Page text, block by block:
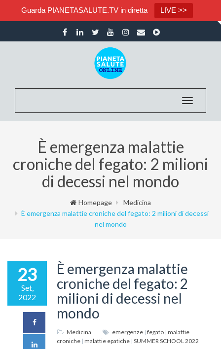
Guarda PIANETASALUTE.TV in diretta LIVE >>
Toggle
È emergenza malattie
croniche del fegato: 2 milioni
di decessi nel mondo
Homepage
Medicina
È emergenza malattie croniche del fegato: 2 milioni di decessi
nel mondo
23
Set,
2022
È emergenza malattie
croniche del fegato: 2
milioni di decessi nel
mondo
Medicina emergenze | fegato | malattie
croniche | malattie epatiche | SUMMER SCHOOL 2022